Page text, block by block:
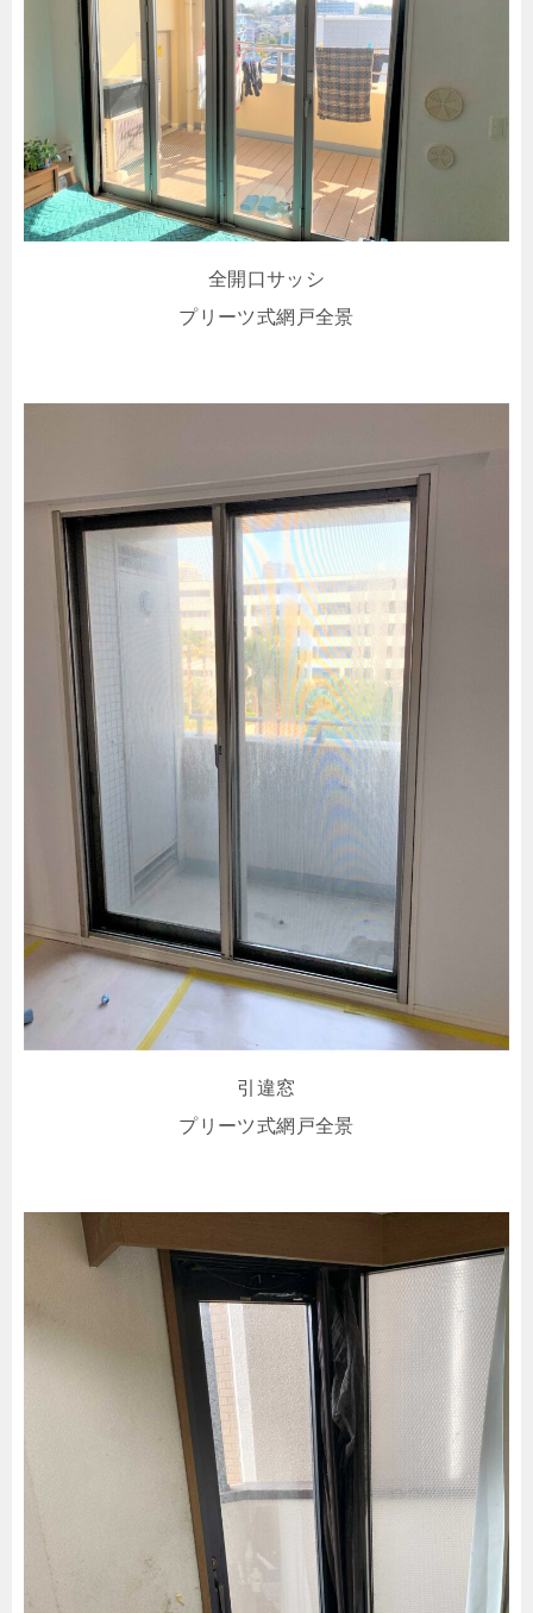
全開口サッシ
プリーツ式網戸全景
引違窓
プリーツ式網戸全景